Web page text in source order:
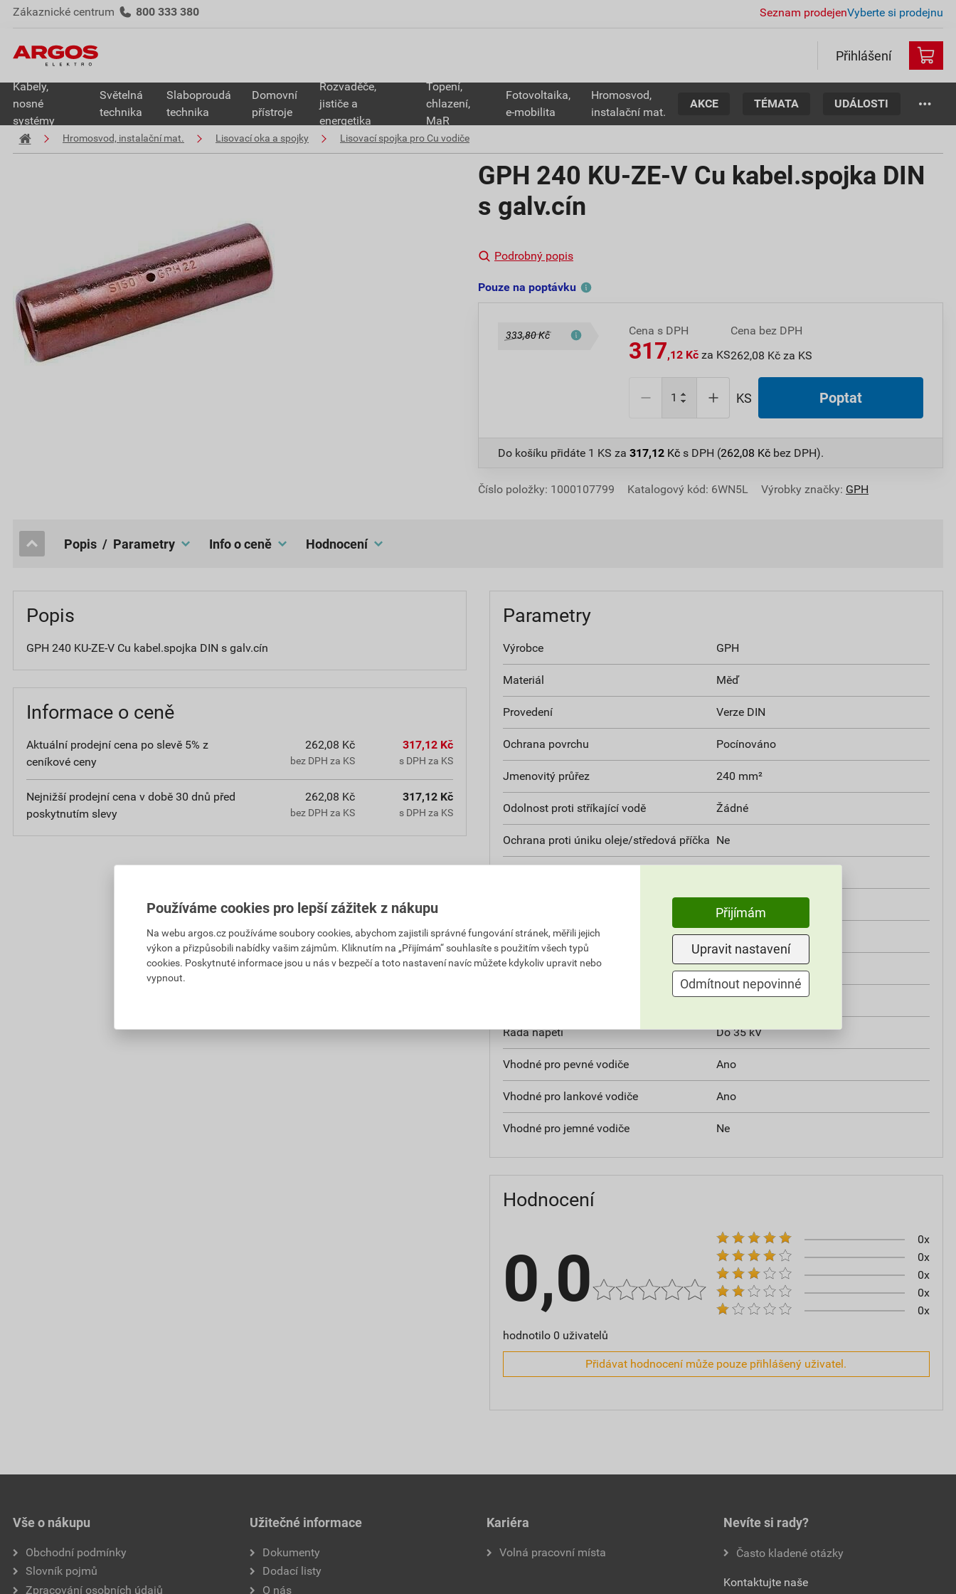
Zákaznické centrum 800 333 380 Seznam prodejenVyberte si prodejnu
Přihlášení
Kabely,
nosné
systémy
Světelná
technika
Slaboproudá
technika
Domovní
přístroje
Rozvaděče,
jističe a
energetika
Topení,
chlazení,
MaR
Fotovoltaika,
e-mobilita
Hromosvod,
instalační mat.
AKCE TÉMATA UDÁLOSTI
Hromosvod, instalační mat. Lisovací oka a spojky Lisovací spojka pro Cu vodiče
GPH 240 KU-ZE-V Cu kabel.spojka DIN
s galv.cín
Podrobný popis
Pouze na poptávku
333,80 Kč Cena s DPH
317,12 Kč za KS
Cena bez DPH
262,08 Kč za KS
KS Poptat
Do košíku přidáte 1 KS za 317,12 Kč s DPH (262,08 Kč bez DPH).
Číslo položky: 1000107799 Katalogový kód: 6WN5L Výrobky značky: GPH
popis / Parametry Info o ceně hodnocení
Popis
GPH 240 KU-ZE-V Cu kabel.spojka DIN s galv.cín
Informace o ceně
Aktuální prodejní cena po slevě 5% z
ceníkové ceny
262,08 Kč
bez DPH za KS
317,12 Kč
s DPH za KS
Nejnižší prodejní cena v době 30 dnů před
poskytnutím slevy
262,08 Kč
bez DPH za KS
317,12 Kč
s DPH za KS
Parametry
Výrobce GPH
Materiál Měď
Provedení Verze DIN
Ochrana povrchu Pocínováno
Jmenovitý průřez 240 mm²
Odolnost proti stříkající vodě Žádné
Ochrana proti úniku oleje/středová příčka Ne
Vhodné pro kulaté vodiče Ano
Vhodné pro ploché vodiče Ne
Ne
Řada napětí Do 35 kV
Vhodné pro pevné vodiče Ano
Vhodné pro lankové vodiče Ano
Vhodné pro jemné vodiče Ne
Hodnocení
0,0
hodnotilo 0 uživatelů
0x
0x
0x
0x
0x
Přidávat hodnocení může pouze přihlášený uživatel.
Vše o nákupu
Obchodní podmínky
Slovník pojmů
Zpracování osobních údajů
Užitečné informace
Dokumenty
Dodací listy
O nás
Kariéra
Volná pracovní místa
Nevíte si rady?
Často kladené otázky
Kontaktujte naše
Používáme cookies pro lepší zážitek z nákupu
Na webu argos.cz používáme soubory cookies, abychom zajistili správné fungování stránek, měřili jejich
výkon a přizpůsobili nabídky vašim zájmům. Kliknutím na „Přijímám“ souhlasíte s použitím všech typů
cookies. Poskytnuté informace jsou u nás v bezpečí a toto nastavení navíc můžete kdykoliv upravit nebo
vypnout.
Přijímám
Upravit nastavení
Odmítnout nepovinné